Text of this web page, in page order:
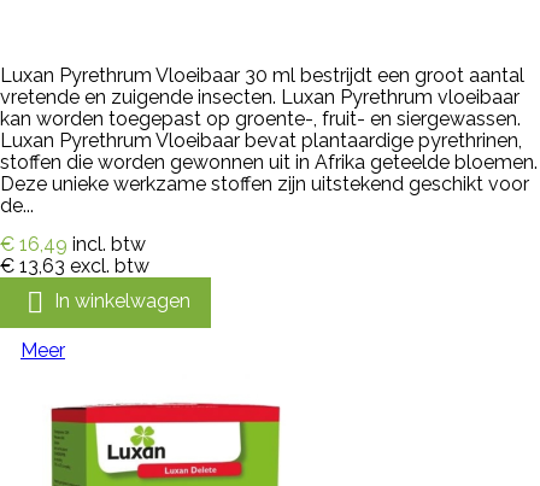
Luxan Pyrethrum Vloeibaar 30 ml bestrijdt een groot aantal
vretende en zuigende insecten. Luxan Pyrethrum vloeibaar
kan worden toegepast op groente-, fruit- en siergewassen.
Luxan Pyrethrum Vloeibaar bevat plantaardige pyrethrinen,
stoffen die worden gewonnen uit in Afrika geteelde bloemen.
Deze unieke werkzame stoffen zijn uitstekend geschikt voor
de...
€ 16,49 incl. btw
€ 13,63 excl. btw
 In winkelwagen
Meer